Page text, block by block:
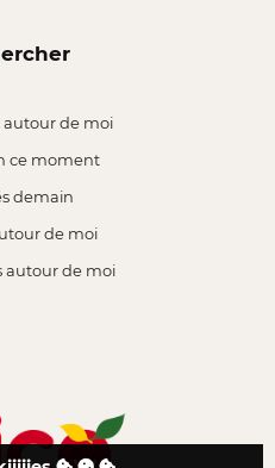
autour de moi
ce moment
demain
de moi
autour de moi